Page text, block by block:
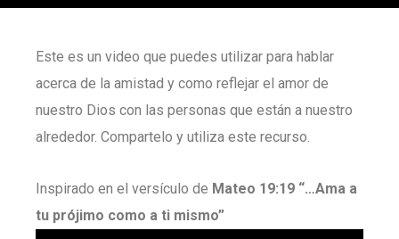
Este es un video que puedes utilizar para hablar
acerca de la amistad y como reflejar el amor de
nuestro Dios con las personas que están a nuestro
alrededor. Compartelo y utiliza este recurso.
Inspirado en el versículo de Mateo 19:19 “…Ama a
tu prójimo como a ti mismo”